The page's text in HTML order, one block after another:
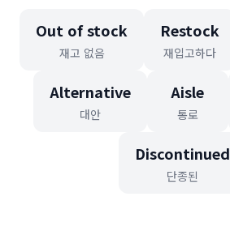
Out of stock
재고 없음
Restock
재입고하다
Alternative
대안
Aisle
통로
Discontinued
단종된